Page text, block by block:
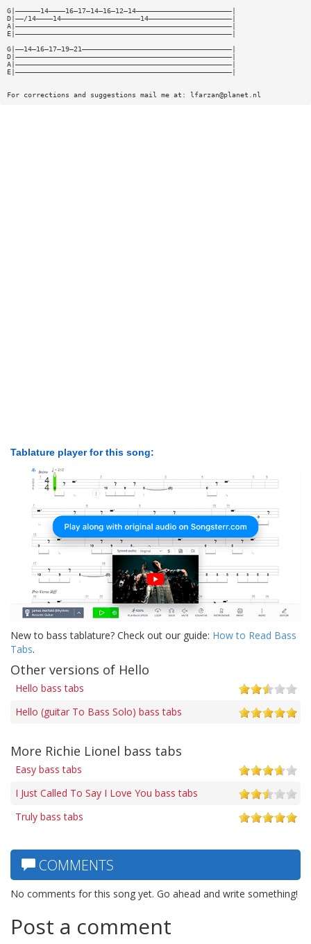
G|——————14————16—17—14—16—12—14———————————————————————|
D|——/14————14———————————————————14————————————————————|
A|————————————————————————————————————————————————————|
E|————————————————————————————————————————————————————|
G|——14—16—17—19—21————————————————————————————————————|
D|————————————————————————————————————————————————————|
A|————————————————————————————————————————————————————|
E|————————————————————————————————————————————————————|
For corrections and suggestions mail me at: lfarzan@planet.nl
Tablature player for this song:
New to bass tablature? Check out our guide: How to Read Bass
Tabs.
Other versions of Hello
Hello bass tabs
Hello (guitar To Bass Solo) bass tabs
More Richie Lionel bass tabs
Easy bass tabs
I Just Called To Say I Love You bass tabs
Truly bass tabs
COMMENTS
No comments for this song yet. Go ahead and write something!
Post a comment